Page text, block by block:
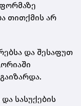
თითქმის არ
და შესაფუთ
სასუქების